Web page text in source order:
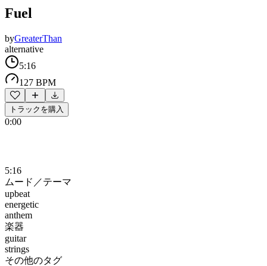
Fuel
byGreaterThan
alternative
5:16
127 BPM
トラックを購入
0:00
5:16
ムード／テーマ
upbeat
energetic
anthem
楽器
guitar
strings
その他のタグ